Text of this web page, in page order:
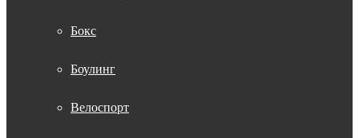
Бокс
Боулинг
Велоспорт